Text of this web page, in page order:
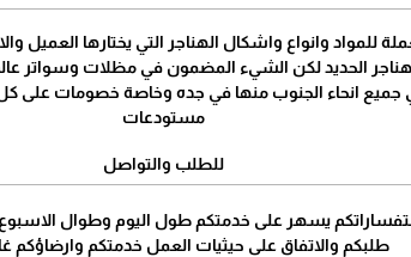
للمواد وانواع واشكال الهناجر التي يختارها العميل
الحديد لكن الشيء المضمون في مظلات وسواتر
انحاء الجنوب منها في جده وخاصة خصومات على كل
مستودعات
للطلب والتواصل
يسهر على خدمتكم طول اليوم وطوال الاسبوع
طلبكم والاتفاق على حيثيات العمل خدمتكم وارضاؤكم